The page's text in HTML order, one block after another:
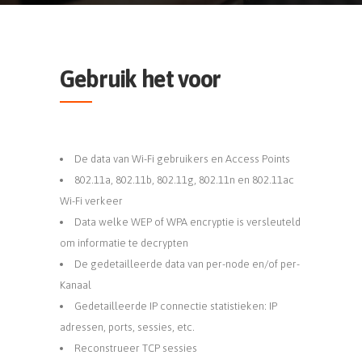
Gebruik het voor
De data van Wi-Fi gebruikers en Access Points
802.11a, 802.11b, 802.11g, 802.11n en 802.11ac
Wi-Fi verkeer
Data welke WEP of WPA encryptie is versleuteld
om informatie te decrypten
De gedetailleerde data van per-node en/of per-
Kanaal
Gedetailleerde IP connectie statistieken: IP
adressen, ports, sessies, etc.
Reconstrueer TCP sessies